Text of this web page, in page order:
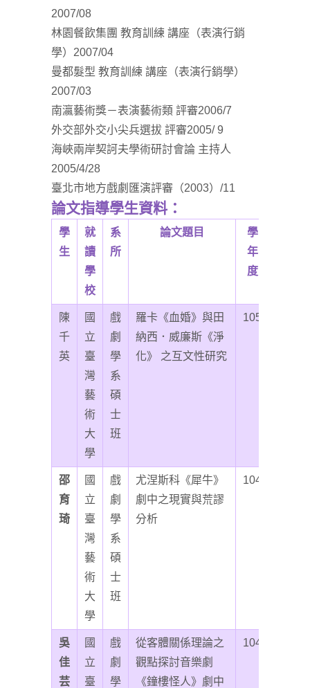
2007/08
林園餐飲集團 教育訓練 講座（表演行銷
學）2007/04
曼都髮型 教育訓練 講座（表演行銷學）
2007/03
南瀛藝術獎－表演藝術類 評審2006/7
外交部外交小尖兵選拔 評審2005/ 9
海峽兩岸契訶夫學術研討會論 主持人
2005/4/28
臺北市地方戲劇匯演評審（2003）/11
論文指導學生資料：
學
生
就
讀
學
校
系
所
論文題目
學
年
度
陳
千
英
國
立
臺
灣
藝
術
大
學
戲
劇
學
系
碩
士
班
羅卡《血婚》與田
納西．威廉斯《淨
化》 之互文性研究
105
邵
育
琦
國
立
臺
灣
藝
術
大
學
戲
劇
學
系
碩
士
班
尤涅斯科《犀牛》
劇中之現實與荒謬
分析
104
吳
佳
芸
國
立
臺
戲
劇
學
從客體關係理論之
觀點探討音樂劇
《鐘樓怪人》劇中
104